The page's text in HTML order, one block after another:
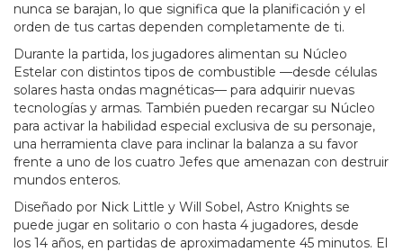
nunca se barajan, lo que significa que la planificación y el
orden de tus cartas dependen completamente de ti.
Durante la partida, los jugadores alimentan su Núcleo
Estelar con distintos tipos de combustible —desde células
solares hasta ondas magnéticas— para adquirir nuevas
tecnologías y armas. También pueden recargar su Núcleo
para activar la habilidad especial exclusiva de su personaje,
una herramienta clave para inclinar la balanza a su favor
frente a uno de los cuatro Jefes que amenazan con destruir
mundos enteros.
Diseñado por Nick Little y Will Sobel, Astro Knights se
puede jugar en solitario o con hasta 4 jugadores, desde
los 14 años, en partidas de aproximadamente 45 minutos. El